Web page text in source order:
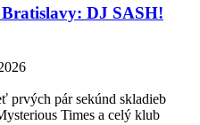
Bratislavy: DJ SASH!
prvých pár sekúnd skladieb
Times a celý klub